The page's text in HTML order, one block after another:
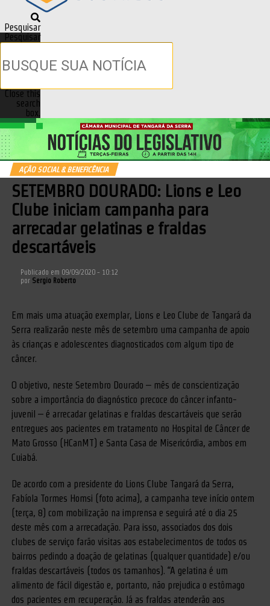
Pesquisar
Pesquisar
Close this
search
box.
AÇÃO SOCIAL & BENEFICÊNCIA
SETEMBRO DOURADO: Lions e Leo
Clube iniciam campanha para
arrecadar gelatinas e fraldas
descartáveis
Publicado em 09/09/2020 - 10:12
por Sergio Roberto
Em mais uma atuação exemplar, Lions e Leo Clube de Tangará da
Serra realizarão neste mês de setembro uma campanha de apoio
às crianças e adolescentes diagnosticados com algum tipo de
câncer.
O objetivo, neste Setembro Dourado – mês de conscientização
sobre a importância do diagnóstico precoce do câncer infanto-
juvenil – é arrecadar gelatinas e fraldas descartáveis que serão
entregues aos pacientes em tratamento no Hospital de Câncer de
Mato Grosso (HCanMT) e Santa Casa de Misericórdia, ambos em
Cuiabá.
De acordo com a presidente do Lions Clube Tangará da Serra,
Fabíola Tormes Homsi (foto acima), a campanha teve início ontem
(terça, 8) com mobilização na imprensa e seguirá até o dia 25
deste mês com a arrecadação. Para isso, associados dos dois
clubes de serviço farão visitas aos estabelecimentos de todos os
bairros pedindo a doação de gelatinas (qualquer quantidade) e/ou
fraldas descartáveis (todos os tamanhos). “A gelatina é um
alimento de fácil digestão e, portanto, não prejudica o estômago
dos pacientes em recuperação. Já as fraldas atenderão aos